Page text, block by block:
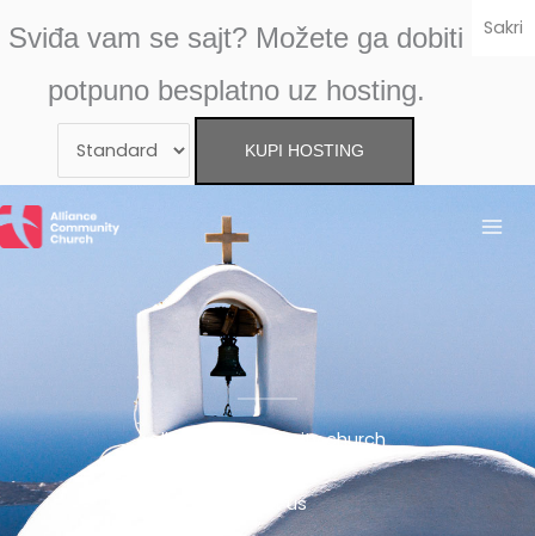
Sviđa vam se sajt? Možete ga dobiti
potpuno besplatno uz hosting.
Sakri
to
content
alliance community church
About us